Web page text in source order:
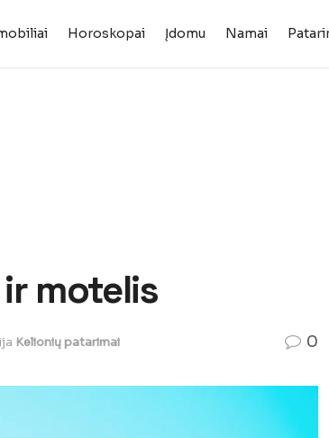
Horoskopai Įdomu Namai
motelis
Kelionių patarimai 0